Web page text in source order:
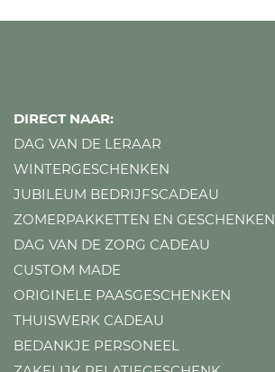
DIRECT NAAR:
DAG VAN DE LERAAR
WINTERGESCHENKEN
JUBILEUM BEDRIJFSCADEAU
ZOMERPAKKETTEN EN GESCHENKEN
DAG VAN DE ZORG CADEAU
CUSTOM MADE
ORIGINELE PAASGESCHENKEN
THUISWERK CADEAU
BEDANKJE PERSONEEL